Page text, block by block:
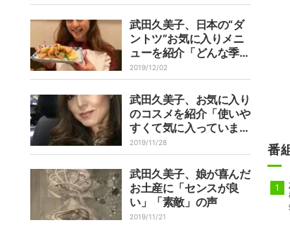
武田久美子、日本の“ダ
ントツ”お気に入りメニ
ューを紹介「どんな季節
にも必ずといっていいほ
ど」
2019/12/02
武田久美子、お気に入り
のコスメを紹介「使いや
すくて気に入っていま
す」
2019/11/28
武田久美子、娘が喜んだ
お土産に「センスが良
い」「素敵」の声
2019/11/21
番